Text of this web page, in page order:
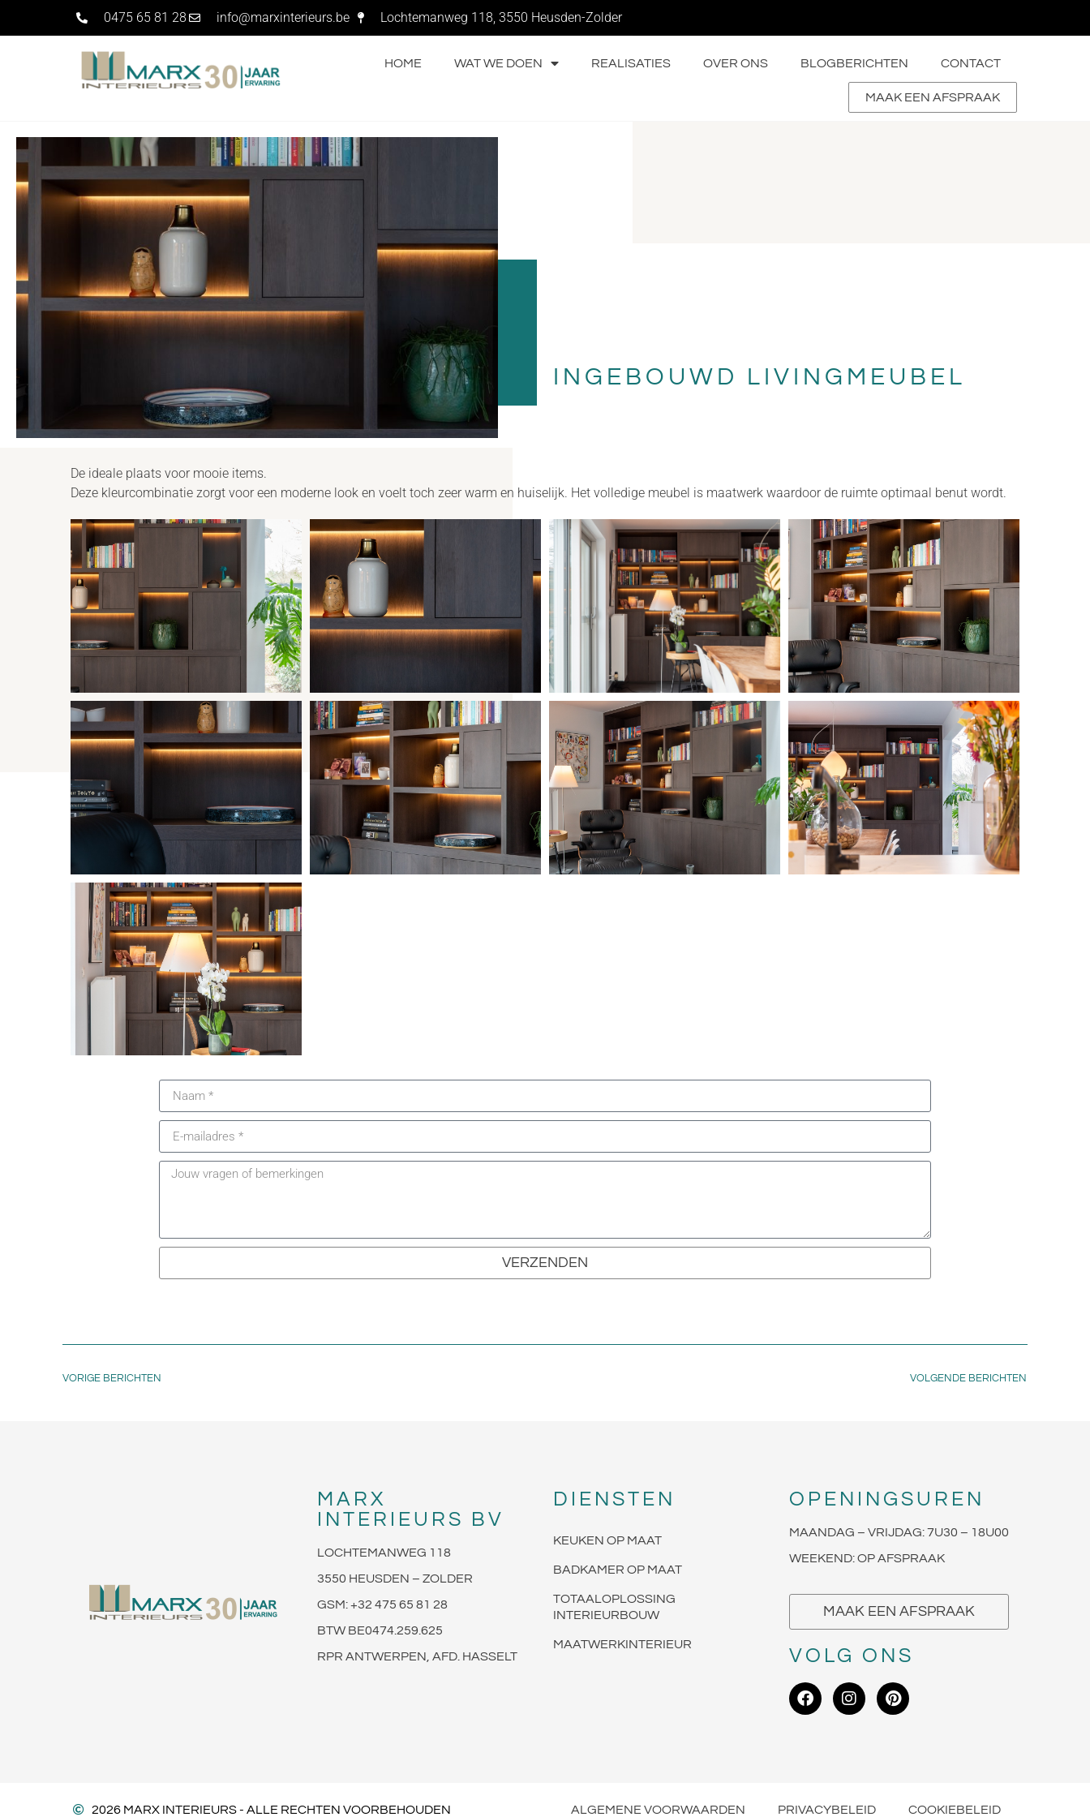
0475 65 81 28 info@marxinterieurs.be Lochtemanweg 118, 3550 Heusden-Zolder
HOME WAT WE DOEN REALISATIES OVER ONS BLOGBERICHTEN CONTACT
MAAK EEN AFSPRAAK
INGEBOUWD LIVINGMEUBEL
De ideale plaats voor mooie items.
Deze kleurcombinatie zorgt voor een moderne look en voelt toch zeer warm en huiselijk. Het volledige meubel is maatwerk waardoor de ruimte optimaal benut wordt.
VERZENDEN
VORIGE BERICHTEN VOLGENDE BERICHTEN
MARX
INTERIEURS BV
LOCHTEMANWEG 118
3550 HEUSDEN – ZOLDER
GSM: +32 475 65 81 28
BTW BE0474.259.625
RPR ANTWERPEN, AFD. HASSELT
DIENSTEN
KEUKEN OP MAAT
BADKAMER OP MAAT
TOTAALOPLOSSING
INTERIEURBOUW
MAATWERKINTERIEUR
OPENINGSUREN
MAANDAG – VRIJDAG: 7U30 – 18U00
WEEKEND: OP AFSPRAAK
MAAK EEN AFSPRAAK
VOLG ONS
2026 MARX INTERIEURS - ALLE RECHTEN VOORBEHOUDEN ALGEMENE VOORWAARDEN PRIVACYBELEID COOKIEBELEID